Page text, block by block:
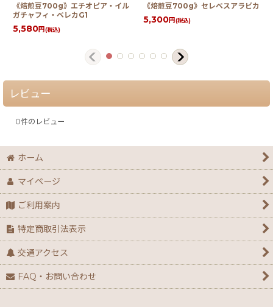
《焙煎豆700g》エチオピア・イル
ガチャフィ・ベレカG1
5,580円(税込)
《焙煎豆700g》セレベスアラビカ
5,300円(税込)
レビュー
0件のレビュー
ホーム
マイページ
ご利用案内
特定商取引法表示
交通アクセス
FAQ・お問い合わせ